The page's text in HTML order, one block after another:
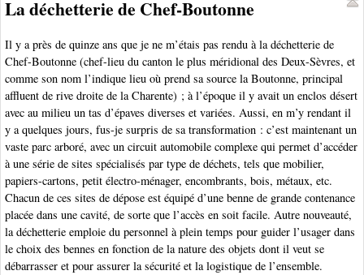
La déchetterie de Chef-Boutonne
Il y a près de quinze ans que je ne m’étais pas rendu à la déchetterie de
Chef-Boutonne (chef-lieu du canton le plus méridional des Deux-Sèvres, et
comme son nom l’indique lieu où prend sa source la Boutonne, principal
affluent de rive droite de la Charente) ; à l’époque il y avait un enclos désert
avec au milieu un tas d’épaves diverses et variées. Aussi, en m’y rendant il
y a quelques jours, fus-je surpris de sa transformation : c’est maintenant un
vaste parc arboré, avec un circuit automobile complexe qui permet d’accéder
à une série de sites spécialisés par type de déchets, tels que mobilier,
papiers-cartons, petit électro-ménager, encombrants, bois, métaux, etc.
Chacun de ces sites de dépose est équipé d’une benne de grande contenance
placée dans une cavité, de sorte que l’accès en soit facile. Autre nouveauté,
la déchetterie emploie du personnel à plein temps pour guider l’usager dans
le choix des bennes en fonction de la nature des objets dont il veut se
débarrasser et pour assurer la sécurité et la logistique de l’ensemble.